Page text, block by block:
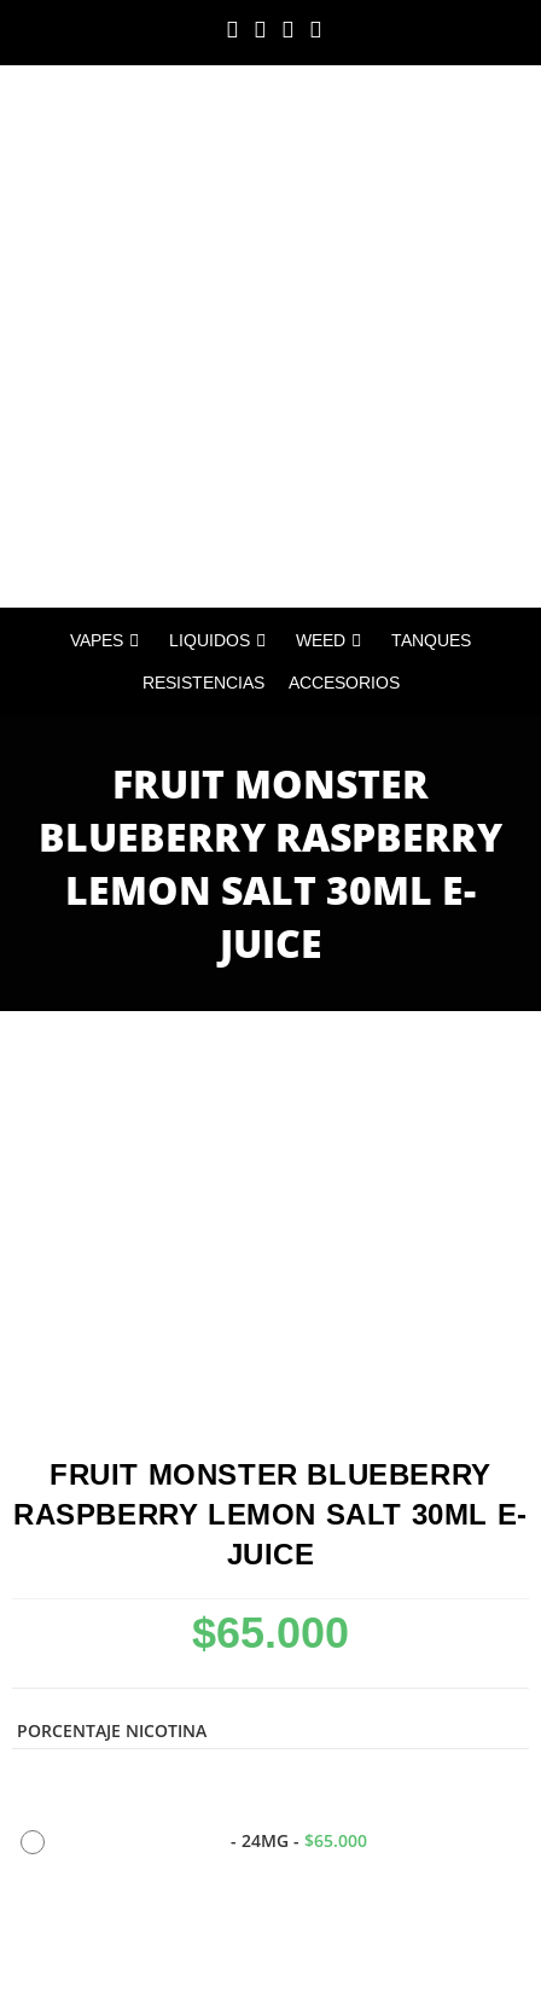
VAPES LIQUIDOS WEED TANQUES
RESISTENCIAS ACCESORIOS
FRUIT MONSTER
BLUEBERRY RASPBERRY
LEMON SALT 30ML E-
JUICE
FRUIT MONSTER BLUEBERRY
RASPBERRY LEMON SALT 30ML E-
JUICE
$65.000
PORCENTAJE NICOTINA
- 24MG - $65.000